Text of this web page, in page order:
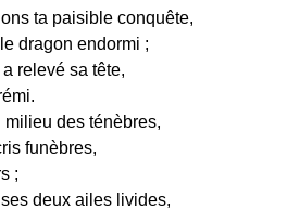
ta paisible conquête,
dragon endormi ;
relevé sa tête,
des ténèbres,
funèbres,
;
deux ailes livides,